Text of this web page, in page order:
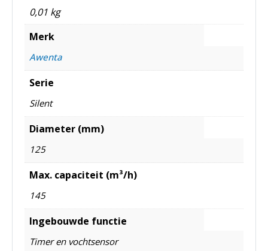
0,01 kg
Merk
Awenta
Serie
Silent
Diameter (mm)
125
Max. capaciteit (m³/h)
145
Ingebouwde functie
Timer en vochtsensor